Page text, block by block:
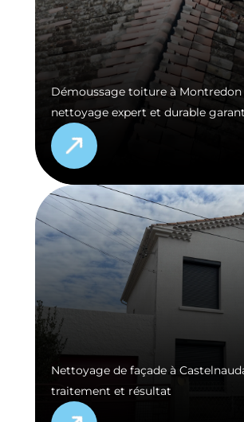
Démoussage toiture à Montredon
nettoyage expert et durable
Nettoyage de façade à
traitement et résultat